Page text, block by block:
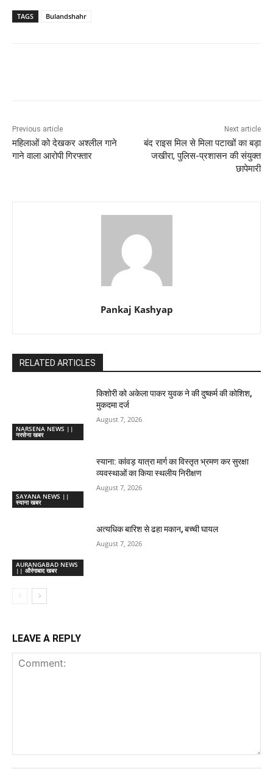
TAGS Bulandshahr
Previous article
महिलाओं को देखकर अश्लील गाने
गाने वाला आरोपी गिरफ्तार
Next article
बंद राइस मिल से मिला पटाखों का बड़ा
जखीरा, पुलिस-प्रशासन की संयुक्त
छापेमारी
Pankaj Kashyap
RELATED ARTICLES
NARSENA NEWS ||
नरसेना खबर
किशोरी को अकेला पाकर युवक ने की दुष्कर्म की कोशिश,
मुकदमा दर्ज
August 7, 2026
SAYANA NEWS ||
स्याना खबर
स्याना: कांवड़ यात्रा मार्ग का विस्तृत भ्रमण कर सुरक्षा
व्यवस्थाओं का किया स्थलीय निरीक्षण
August 7, 2026
AURANGABAD NEWS
|| औरंगाबाद खबर
अत्यधिक बारिश से ढहा मकान, बच्ची घायल
August 7, 2026
LEAVE A REPLY